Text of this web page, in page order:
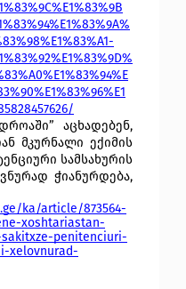
აცხადებენ,
მკურნალი ექიმის
სამსახურის
ჭიანურდება,
ka/article/873564-
xoshtariastan-
penitenciuri-
xelovnurad-